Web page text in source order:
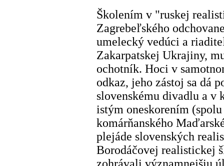
Školením v "ruskej
Zagrebeľského
umelecký vedúci a
Zakarpatskej Ukrajiny,
ochotník. Hoci v
odkaz, jeho zástoj sa dá
slovenskému divadlu a v
istým oneskorením
komárňanského
plejáde slovenských
Borodáčovej realistickej